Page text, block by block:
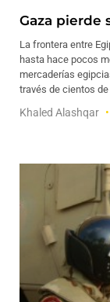
Gaza pierde
La frontera entre
hasta hace pocos
mercaderías
través de cientos
Khaled Alashqar